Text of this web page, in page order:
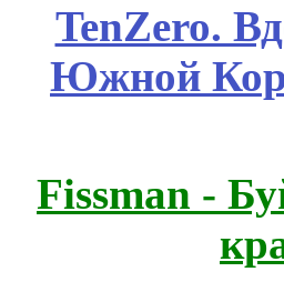
TenZero.
Южной
Fissmаn -